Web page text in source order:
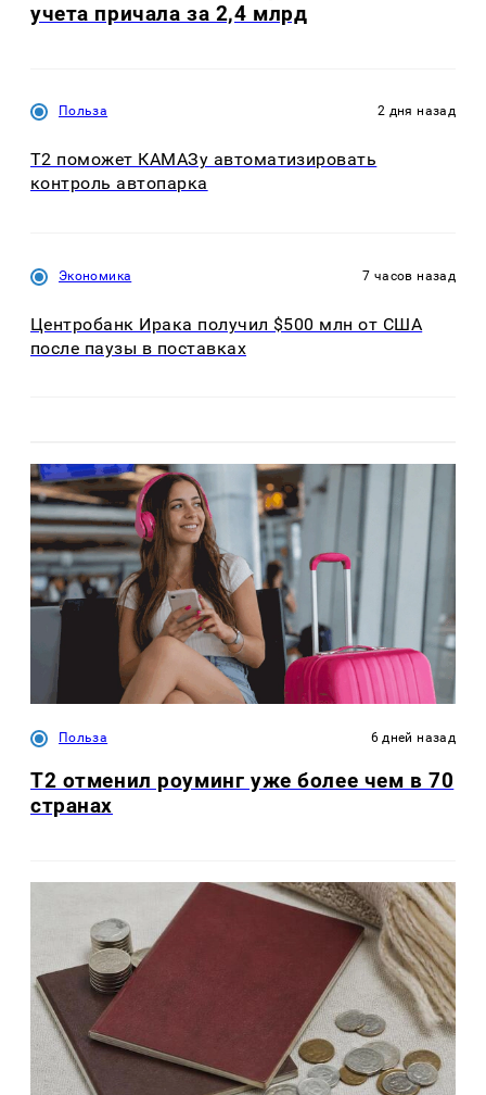
учета причала за 2,4 млрд
Польза 2 дня назад
T2 поможет КАМАЗу автоматизировать
контроль автопарка
Экономика 7 часов назад
Центробанк Ирака получил $500 млн от США
после паузы в поставках
Польза 6 дней назад
Т2 отменил роуминг уже более чем в 70
странах